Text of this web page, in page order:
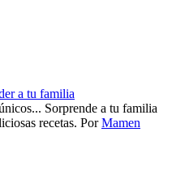
a tu familia
Sorprende a tu familia
recetas. PorMamen